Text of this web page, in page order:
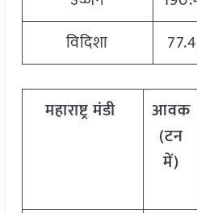
विदिशा
महाराष्ट्रमंडी
आवक
(टन
में)